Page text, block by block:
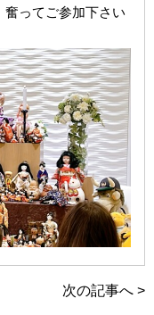
ってご参加下さい
次の記事へ >